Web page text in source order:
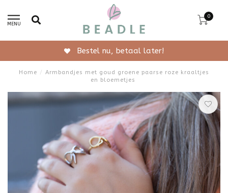
MENU
0
Gratis verzending vanaf 50,-
Home / Armbandjes met goud groene paarse roze kraaltjes
en bloemetjes